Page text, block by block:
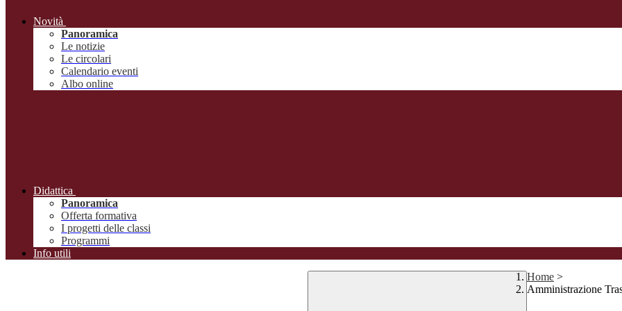
Novità
Panoramica
Le notizie
Le circolari
Calendario eventi
Albo online
Didattica
Panoramica
Offerta formativa
I progetti delle classi
Programmi
Info utili
Home >
Amministrazione